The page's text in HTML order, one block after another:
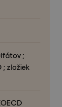
;
; zložiek